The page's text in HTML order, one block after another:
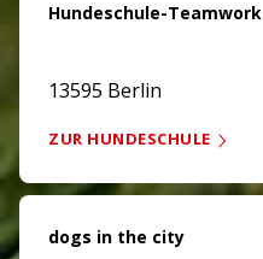
Hundeschule-Teamwork
13595 Berlin
ZUR HUNDESCHULE
dogs in the city